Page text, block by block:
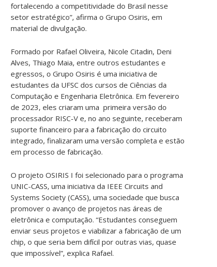
fortalecendo a competitividade do Brasil nesse
setor estratégico”, afirma o Grupo Osiris, em
material de divulgação.
Formado por Rafael Oliveira, Nicole Citadin, Deni
Alves, Thiago Maia, entre outros estudantes e
egressos, o Grupo Osiris é uma iniciativa de
estudantes da UFSC dos cursos de Ciências da
Computação e Engenharia Eletrônica. Em fevereiro
de 2023, eles criaram uma primeira versão do
processador RISC-V e, no ano seguinte, receberam
suporte financeiro para a fabricação do circuito
integrado, finalizaram uma versão completa e estão
em processo de fabricação.
O projeto OSIRIS I foi selecionado para o programa
UNIC-CASS, uma iniciativa da IEEE Circuits and
Systems Society (CASS), uma sociedade que busca
promover o avanço de projetos nas áreas de
eletrônica e computação. “Estudantes conseguem
enviar seus projetos e viabilizar a fabricação de um
chip, o que seria bem difícil por outras vias, quase
que impossível”, explica Rafael.